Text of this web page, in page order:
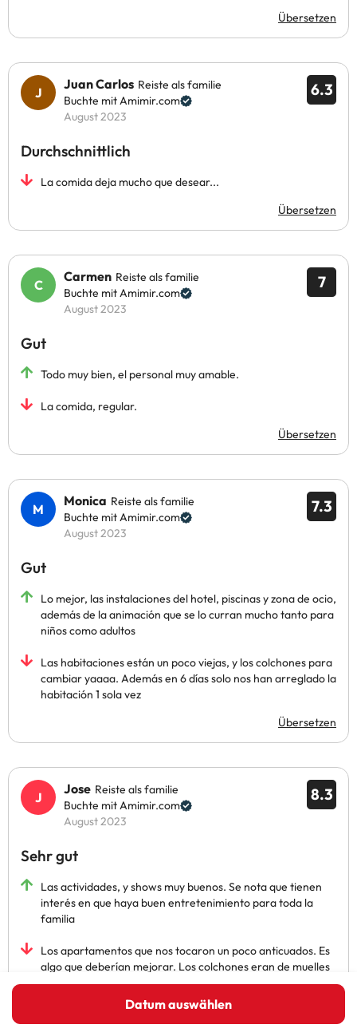
Datum auswählen
Übersetzen
6.3
Juan Carlos Reiste als familie
Buchte mit Amimir.com
August 2023
Durchschnittlich
La comida deja mucho que desear...
Übersetzen
7
Carmen Reiste als familie
Buchte mit Amimir.com
August 2023
Gut
Todo muy bien, el personal muy amable.
La comida, regular.
Übersetzen
7.3
Monica Reiste als familie
Buchte mit Amimir.com
August 2023
Gut
Lo mejor, las instalaciones del hotel, piscinas y zona de ocio,
además de la animación que se lo curran mucho tanto para
niños como adultos
Las habitaciones están un poco viejas, y los colchones para
cambiar yaaaa. Además en 6 días solo nos han arreglado la
habitación 1 sola vez
Übersetzen
8.3
Jose Reiste als familie
Buchte mit Amimir.com
August 2023
Sehr gut
Las actividades, y shows muy buenos. Se nota que tienen
interés en que haya buen entretenimiento para toda la
familia
Los apartamentos que nos tocaron un poco anticuados. Es
algo que deberían mejorar. Los colchones eran de muelles
y estaban muy chafados.